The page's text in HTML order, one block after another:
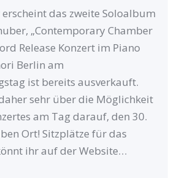
das zweite Soloalbum
„Contemporary Chamber
Release Konzert im Piano
Berlin am
ist bereits ausverkauft.
sehr über die Möglichkeit
am Tag darauf, den 30.
Ort! Sitzplätze für das
ihr auf der Website…